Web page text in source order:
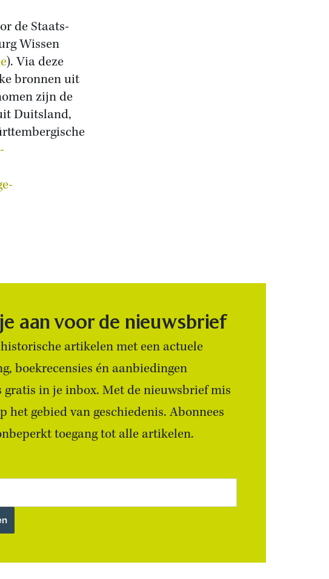
de Staats-
Wissen
). Via deze
bronnen uit
zijn de
Duitsland,
aan voor de nieuwsbrief
artikelen met een actuele
boekrecensies én aanbiedingen
gratis in je inbox. Met de nieuwsbrief mis
het gebied van geschiedenis. Abonnees
toegang tot alle artikelen.